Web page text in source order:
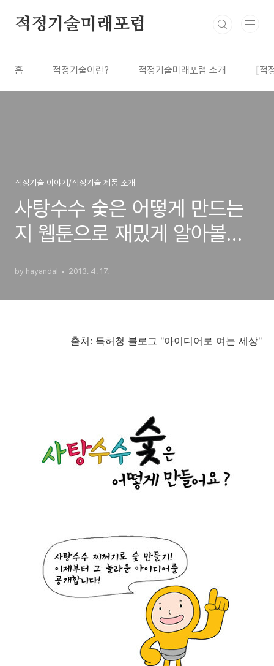
적정기술미래포럼
홈 적정기술이란? 적정기술미래포럼 소개 [적
적정기술 이야기/적정기술 제품 소개
사탕수수 숯은 어떻게 만드는
지 웹툰으로 재밌게 알아볼까
by hayandal 2013. 4. 17.
출처: 특허청 블로그 "아이디어로 여는 세상"